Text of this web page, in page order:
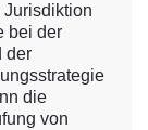
Jurisdiktion
bei der
der
die
von